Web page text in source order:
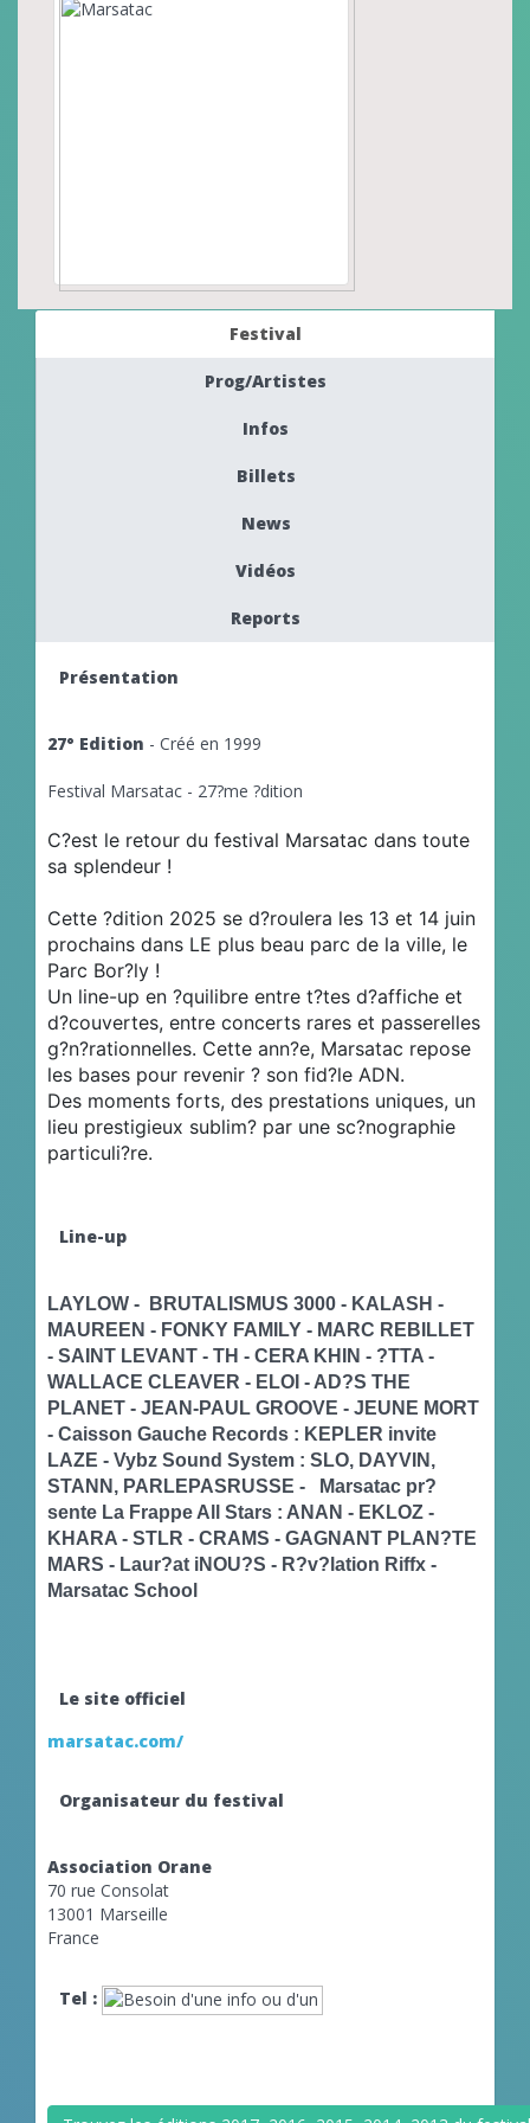
Festival
Prog/Artistes
Infos
Billets
News
Vidéos
Reports
Présentation
27° Edition - Créé en 1999
Festival Marsatac - 27?me ?dition
C?est le retour du festival Marsatac dans toute
sa splendeur !
Cette ?dition 2025 se d?roulera les 13 et 14 juin
prochains dans LE plus beau parc de la ville, le
Parc Bor?ly !
Un line-up en ?quilibre entre t?tes d?affiche et
d?couvertes, entre concerts rares et passerelles
g?n?rationnelles. Cette ann?e, Marsatac repose
les bases pour revenir ? son fid?le ADN.
Des moments forts, des prestations uniques, un
lieu prestigieux sublim? par une sc?nographie
particuli?re.
Line-up
LAYLOW - BRUTALISMUS 3000 - KALASH -
MAUREEN - FONKY FAMILY - MARC REBILLET
- SAINT LEVANT - TH - CERA KHIN - ?TTA -
WALLACE CLEAVER - ELOI - AD?S THE
PLANET - JEAN-PAUL GROOVE - JEUNE MORT
- Caisson Gauche Records : KEPLER invite
LAZE - Vybz Sound System : SLO, DAYVIN,
STANN, PARLEPASRUSSE - Marsatac pr?
sente La Frappe All Stars : ANAN - EKLOZ -
KHARA - STLR - CRAMS - GAGNANT PLAN?TE
MARS - Laur?at iNOU?S - R?v?lation Riffx -
Marsatac School
Le site officiel
marsatac.com/
Organisateur du festival
Association Orane
70 rue Consolat
13001 Marseille
France
Tel :